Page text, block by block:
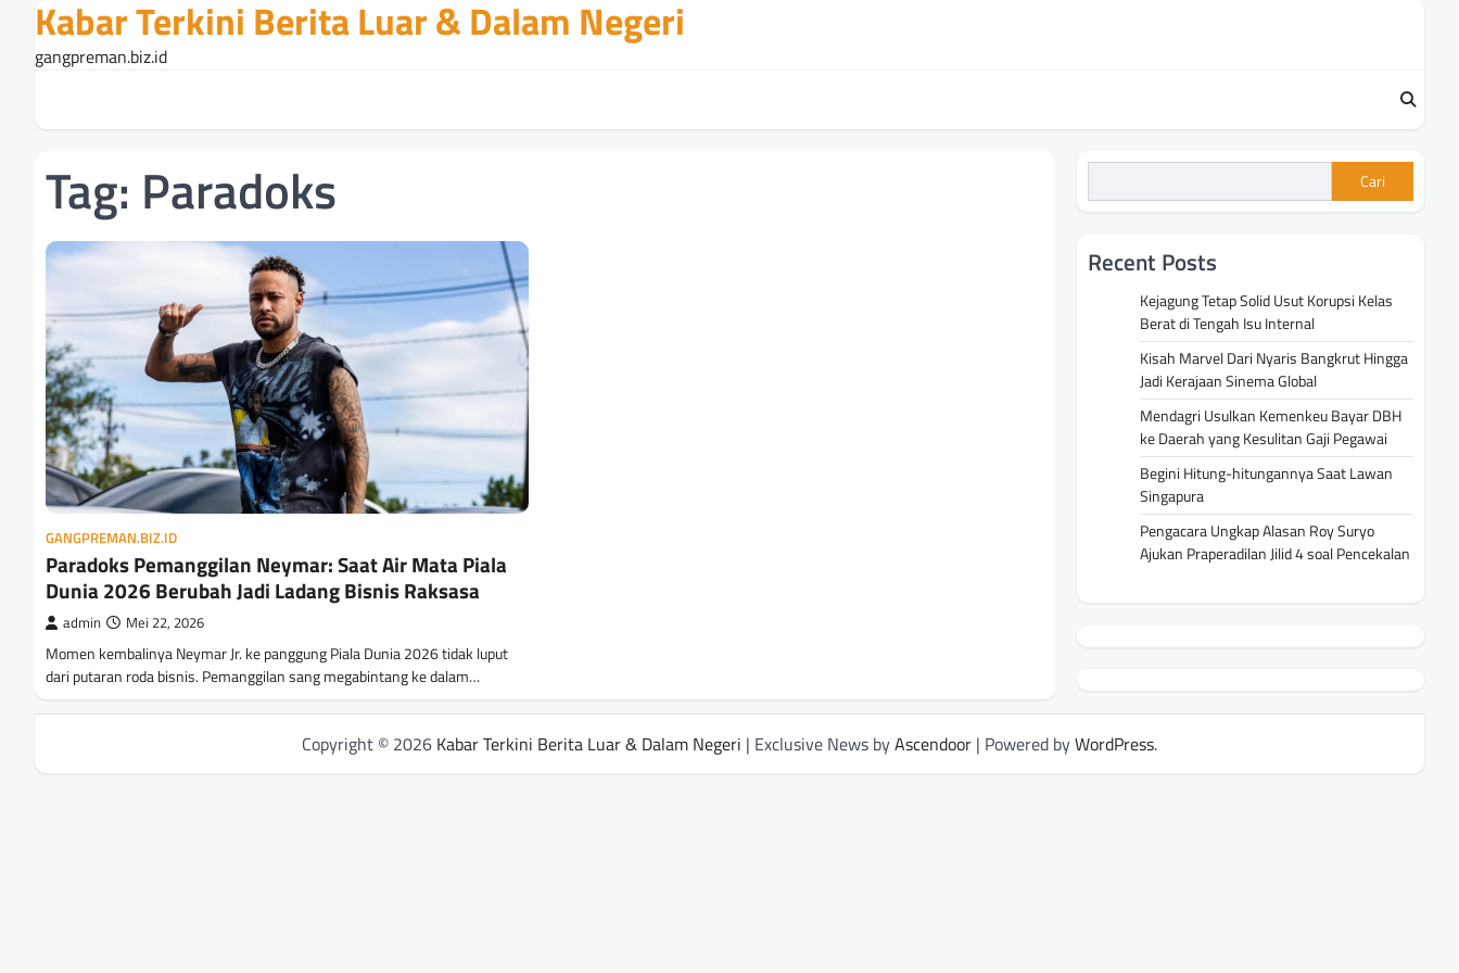
content
Kabar Terkini Berita Luar & Dalam Negeri
gangpreman.biz.id
Tag: Paradoks
GANGPREMAN.BIZ.ID
Paradoks Pemanggilan Neymar: Saat Air Mata Piala
Dunia 2026 Berubah Jadi Ladang Bisnis Raksasa
admin Mei 22, 2026
Momen kembalinya Neymar Jr. ke panggung Piala Dunia 2026 tidak luput
dari putaran roda bisnis. Pemanggilan sang megabintang ke dalam…
Cari
Recent Posts
Kejagung Tetap Solid Usut Korupsi Kelas
Berat di Tengah Isu Internal
Kisah Marvel Dari Nyaris Bangkrut Hingga
Jadi Kerajaan Sinema Global
Mendagri Usulkan Kemenkeu Bayar DBH
ke Daerah yang Kesulitan Gaji Pegawai
Begini Hitung-hitungannya Saat Lawan
Singapura
Pengacara Ungkap Alasan Roy Suryo
Ajukan Praperadilan Jilid 4 soal Pencekalan
Copyright © 2026 Kabar Terkini Berita Luar & Dalam Negeri | Exclusive News byAscendoor | Powered byWordPress.